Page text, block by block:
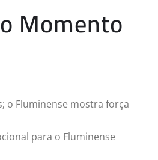
Momento
o Fluminense mostra força
para o Fluminense